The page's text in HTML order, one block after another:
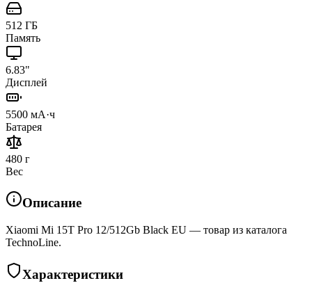
512 ГБ
Память
6.83"
Дисплей
5500 мА·ч
Батарея
480 г
Вес
Описание
Xiaomi Mi 15T Pro 12/512Gb Black EU — товар из каталога
TechnoLine.
Характеристики